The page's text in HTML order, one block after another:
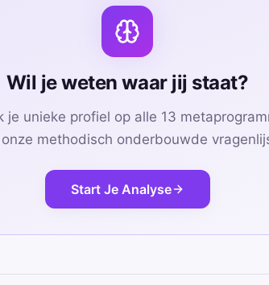
Wil je weten waar jij staat?
je unieke profiel op alle 13
methodisch onderbouwde
Start Je Analyse